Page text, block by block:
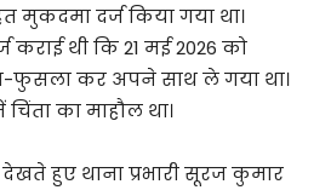
मुकदमा दर्ज किया गया था।
कराई थी कि 21 मई 2026 को
फुसला कर अपने साथ ले गया था।
का माहौल था।
हुए थाना प्रभारी सूरज कुमार